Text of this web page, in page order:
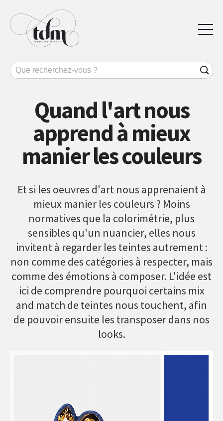
Quand l'art nous
apprend à mieux
manier les couleurs
Et si les oeuvres d'art nous apprenaient à
mieux manier les couleurs ? Moins
normatives que la colorimétrie, plus
sensibles qu'un nuancier, elles nous
invitent à regarder les teintes autrement :
non comme des catégories à respecter, mais
comme des émotions à composer. L'idée est
ici de comprendre pourquoi certains mix
and match de teintes nous touchent, afin
de pouvoir ensuite les transposer dans nos
looks.